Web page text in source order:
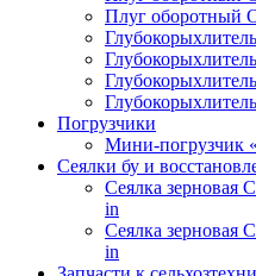
Плуг
Погрузчики
Мини-погрузчик
Сеялки бу и
Сеялка зерновая
in
Сеялка зерновая
in